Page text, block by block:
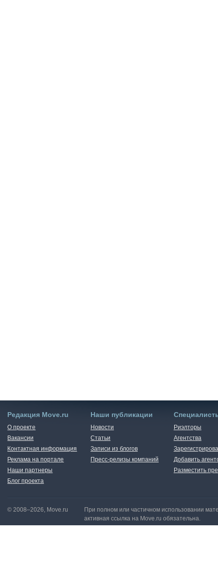
Редакция Move.ru
О проекте
Вакансии
Контактная информация
Реклама на портале
Наши партнеры
Блог проекта
Наши публикации
Новости
Статьи
Записи из блогов
Пресс-релизы компаний
Риэлторы
Агентства
Добавить
Разместить
© 2008–2026, Move.ru
При полном или частичном использовании
активная ссылка на Move.ru обязательна.